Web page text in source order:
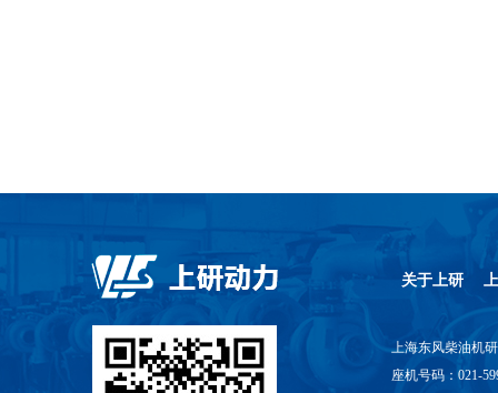
关于上研
上海东风柴油机
座机号码：021-